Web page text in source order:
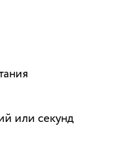
или секунд